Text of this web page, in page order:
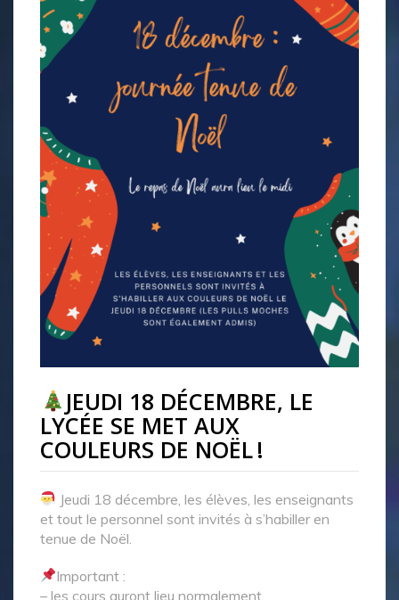
JEUDI 18 DÉCEMBRE, LE
LYCÉE SE MET AUX
COULEURS DE NOËL !
Jeudi 18 décembre, les élèves, les enseignants
et tout le personnel sont invités à s’habiller en
tenue de Noël.
Important :
– les cours auront lieu normalement,